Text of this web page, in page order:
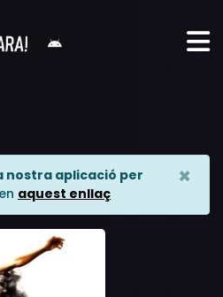
nostra aplicació per
aquest enllaç
×